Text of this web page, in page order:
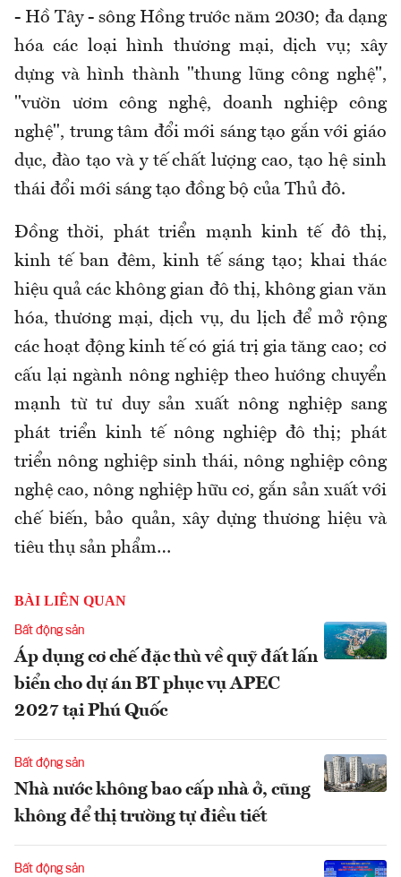
- Hồ Tây - sông Hồng trước năm 2030; đa dạng
hóa các loại hình thương mại, dịch vụ; xây
dựng và hình thành "thung lũng công nghệ",
"vườn ươm công nghệ, doanh nghiệp công
nghệ", trung tâm đổi mới sáng tạo gắn với giáo
dục, đào tạo và y tế chất lượng cao, tạo hệ sinh
thái đổi mới sáng tạo đồng bộ của Thủ đô.
Đồng thời, phát triển mạnh kinh tế đô thị,
kinh tế ban đêm, kinh tế sáng tạo; khai thác
hiệu quả các không gian đô thị, không gian văn
hóa, thương mại, dịch vụ, du lịch để mở rộng
các hoạt động kinh tế có giá trị gia tăng cao; cơ
cấu lại ngành nông nghiệp theo hướng chuyển
mạnh từ tư duy sản xuất nông nghiệp sang
phát triển kinh tế nông nghiệp đô thị; phát
triển nông nghiệp sinh thái, nông nghiệp công
nghệ cao, nông nghiệp hữu cơ, gắn sản xuất với
chế biến, bảo quản, xây dựng thương hiệu và
tiêu thụ sản phẩm…
BÀI LIÊN QUAN
Bất động sản
Áp dụng cơ chế đặc thù về quỹ đất lấn
biển cho dự án BT phục vụ APEC
2027 tại Phú Quốc
Bất động sản
Nhà nước không bao cấp nhà ở, cũng
không để thị trường tự điều tiết
Bất động sản